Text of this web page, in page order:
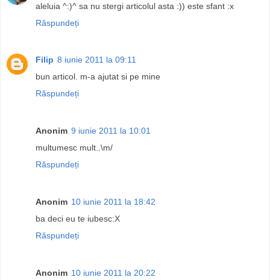
aleluia ^:)^ sa nu stergi articolul asta :)) este sfant :x
Răspundeți
Filip 8 iunie 2011 la 09:11
bun articol. m-a ajutat si pe mine
Răspundeți
Anonim 9 iunie 2011 la 10:01
multumesc mult..\m/
Răspundeți
Anonim 10 iunie 2011 la 18:42
ba deci eu te iubesc:X
Răspundeți
Anonim 10 iunie 2011 la 20:22